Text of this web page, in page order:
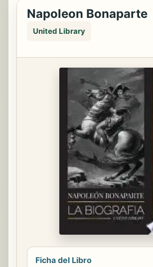
Napoleon Bonaparte
United Library
Ficha del Libro